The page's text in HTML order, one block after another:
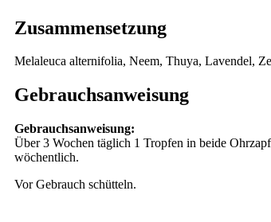
Zusammensetzung
Melaleuca alternifolia, Neem, Thuya, Lavendel,
Gebrauchsanweisung
Gebrauchsanweisung:
Über 3 Wochen täglich 1 Tropfen in beide
wöchentlich.
Vor Gebrauch schütteln.